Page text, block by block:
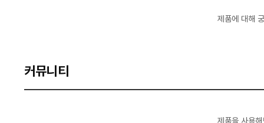
제품에 대해
커뮤니티
제품을 사용